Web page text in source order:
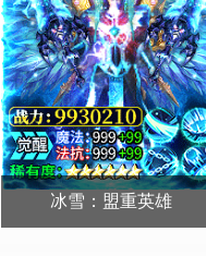
冰雪：盟重英雄